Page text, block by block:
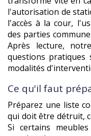
l'autorisation de
l'accès à la cour,
des parties
Après lecture,
questions pratiques
modalités
Ce qu'il faut
Préparez une liste
qui doit être détruit,
Si certains